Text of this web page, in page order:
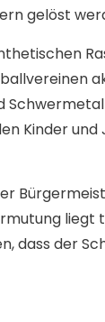
gelöst
Kinder und
liegt
dass der